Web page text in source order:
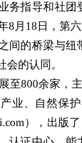
务指导和社团
8月 18日，第六
间的桥梁与
的认同。
至800余家，
业、 自然保
），出版